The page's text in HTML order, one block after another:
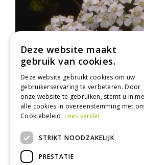
Gewoon
Achillea millefolium
Deze website maakt
gebruik van cookies.
Deze website gebruikt cookies om uw
gebruikerservaring te verbeteren. Door
onze website te gebruiken, stemt u in
alle cookies in overeenstemming met
Cookiebeleid.Lees verder
STRIKT NOODZAKELIJK
PRESTATIE